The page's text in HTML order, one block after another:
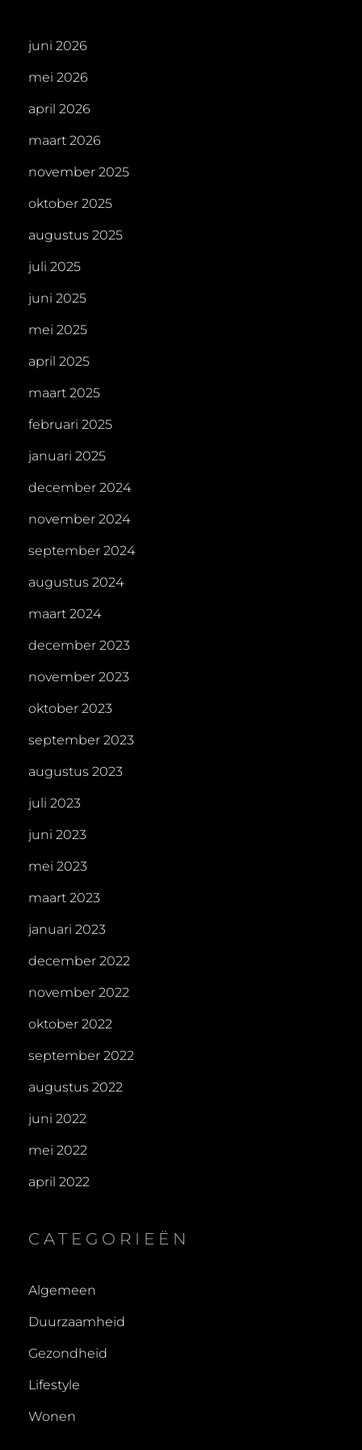
juni 2026
mei 2026
april 2026
maart 2026
november 2025
oktober 2025
augustus 2025
juli 2025
juni 2025
mei 2025
april 2025
maart 2025
februari 2025
januari 2025
december 2024
november 2024
september 2024
augustus 2024
maart 2024
december 2023
november 2023
oktober 2023
september 2023
augustus 2023
juli 2023
juni 2023
mei 2023
maart 2023
januari 2023
december 2022
november 2022
oktober 2022
september 2022
augustus 2022
juni 2022
mei 2022
april 2022
CATEGORIEËN
Algemeen
Duurzaamheid
Gezondheid
Lifestyle
Wonen